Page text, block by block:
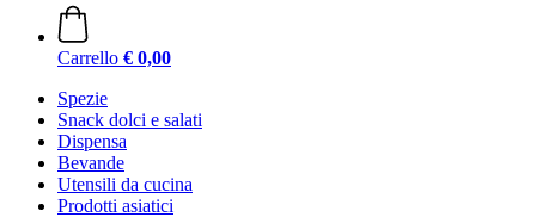
Carrello € 0,00
Spezie
Snack dolci e salati
Dispensa
Bevande
Utensili da cucina
Prodotti asiatici